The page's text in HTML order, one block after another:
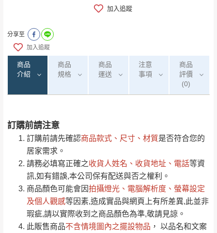
加入追蹤
分享至
加入追蹤
商品
介紹
商品
規格
商品
運送
注意
事項
商品
評價
(0)
訂購前請注意
訂購前請先確認商品款式、尺寸、材質是否符合您的
居家需求。
請務必填寫正確之收貨人姓名、收貨地址、電話等資
訊,如有錯誤,本公司保有配送與否之權利。
商品顏色可能會因拍攝燈光、電腦解析度、螢幕設定
及個人觀感等因素,造成實品與網頁上有所差異,此並非
瑕疵,請以實際收到之商品顏色為準,敬請見諒。
此販售商品不含情境圖內之擺設物品 ， 以品名和文案
運 費 說 明
運送地區 運送費用
偏遠地區
（請先線上詢問 LINE
→@dershin ）
桃園 復興鄉
注意事項：
由於品項繁多，網頁無法及時更新，如有需
要購買商品，請於出發前來電或到「官方
Line客服」來信確認商品是否有「現貨」與
「金額」。
若商品價格或庫存有異常，商家有權取消訂
單。部分網路商品恕無法更改原設計或客製，敬請
見諒！
0/5 (0)筆
全部 依評論高至低排列
依評論低至高排列 只顯示附上圖片
只顯示附上評論